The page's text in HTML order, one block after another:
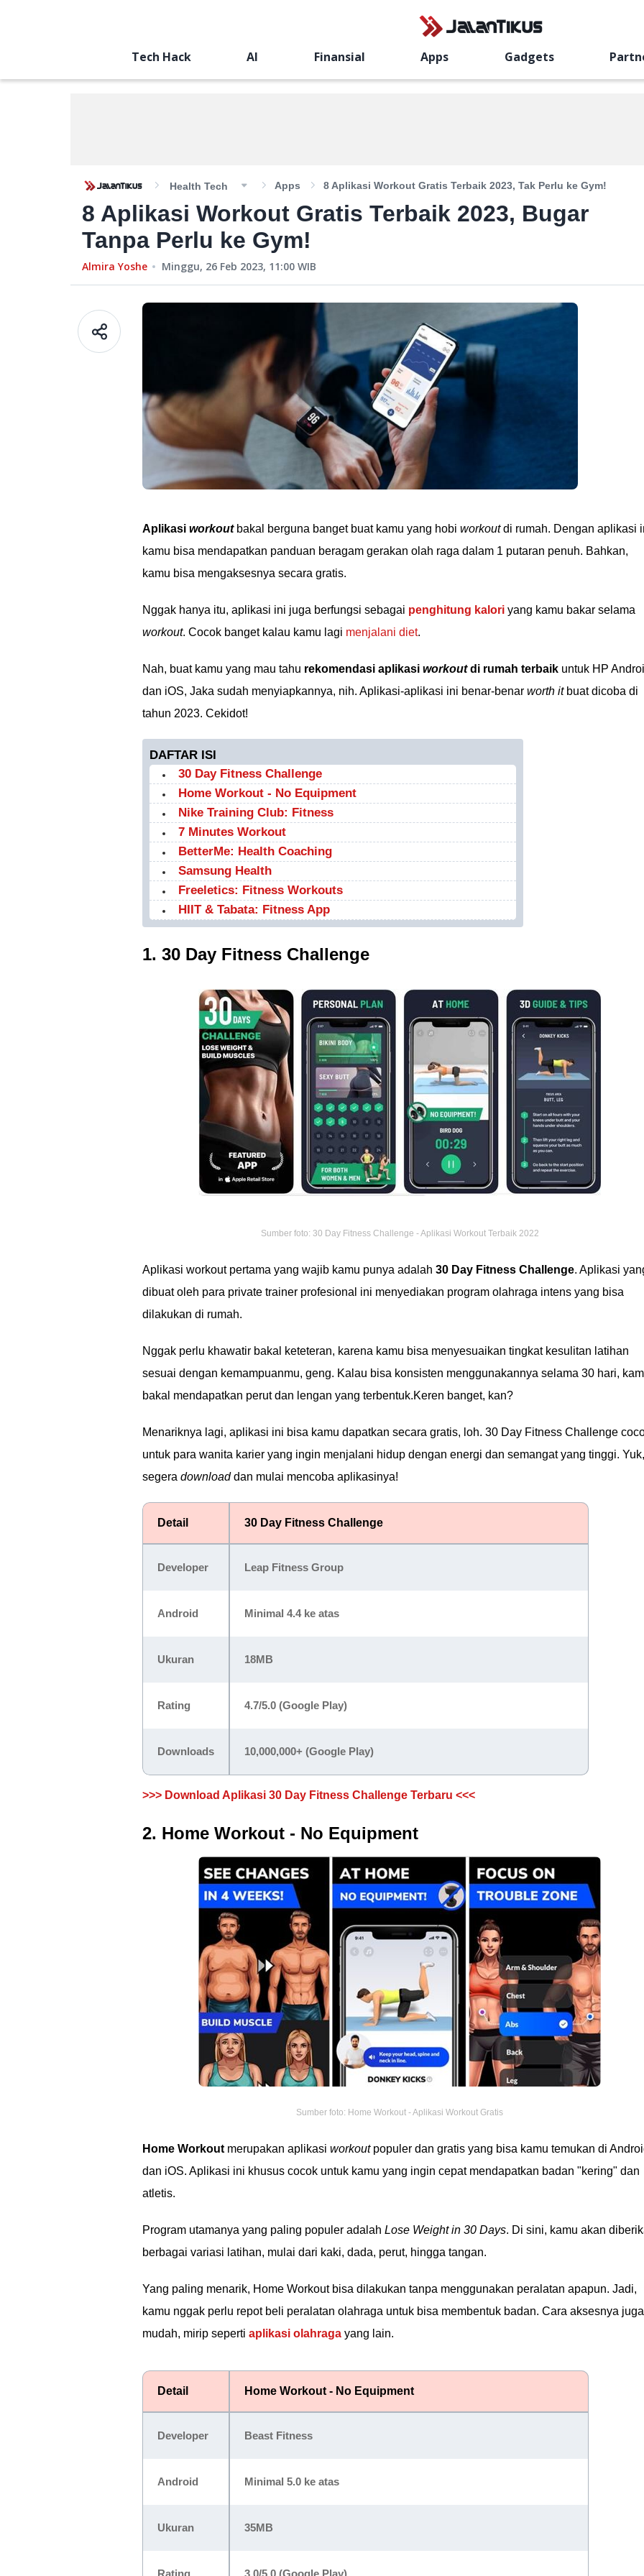
Tech Hack AI Finansial Apps Gadgets
Health Tech Apps 8 Aplikasi Workout Gratis Terbaik 2023, Tak Perlu ke Gym!
8 Aplikasi Workout Gratis Terbaik 2023, Bugar
Tanpa Perlu ke Gym!
Almira Yoshe Minggu, 26 Feb 2023, 11:00 WIB
Aplikasi workoutbakal berguna banget buat kamu yang hobi workoutdi rumah. Dengan aplikasi
kamu bisa mendapatkan panduan beragam gerakan olah raga dalam 1 putaran penuh. Bahkan,
kamu bisa mengaksesnya secara gratis.
Nggak hanya itu, aplikasi ini juga berfungsi sebagai penghitung kalori yang kamu bakar selama
workout. Cocok banget kalau kamu lagi menjalani diet.
Nah, buat kamu yang mau tahu rekomendasi aplikasi workoutdi rumah terbaik untuk HP
dan iOS, Jaka sudah menyiapkannya, nih. Aplikasi-aplikasi ini benar-benar worth itbuat dicoba di
tahun 2023. Cekidot!
DAFTAR ISI
30 Day Fitness Challenge
Home Workout - No Equipment
Nike Training Club: Fitness
7 Minutes Workout
BetterMe: Health Coaching
Samsung Health
Freeletics: Fitness Workouts
HIIT & Tabata: Fitness App
1. 30 Day Fitness Challenge
Sumber foto: 30 Day Fitness Challenge - Aplikasi Workout Terbaik 2022
Aplikasi workout pertama yang wajib kamu punya adalah 30 Day Fitness Challenge. Aplikasi
dibuat oleh para private trainer profesional ini menyediakan program olahraga intens yang bisa
dilakukan di rumah.
Nggak perlu khawatir bakal keteteran, karena kamu bisa menyesuaikan tingkat kesulitan latihan
sesuai dengan kemampuanmu, geng. Kalau bisa konsisten menggunakannya selama 30 hari,
bakal mendapatkan perut dan lengan yang terbentuk.Keren banget, kan?
Menariknya lagi, aplikasi ini bisa kamu dapatkan secara gratis, loh. 30 Day Fitness Challenge
untuk para wanita karier yang ingin menjalani hidup dengan energi dan semangat yang tinggi. Yuk,
segera downloaddan mulai mencoba aplikasinya!
Detail 30 Day Fitness Challenge
Developer Leap Fitness Group
Android Minimal 4.4 ke atas
Ukuran 18MB
Rating 4.7/5.0 (Google Play)
Downloads 10,000,000+ (Google Play)
>>> Download Aplikasi 30 Day Fitness Challenge Terbaru <<<
2. Home Workout - No Equipment
Sumber foto: Home Workout - Aplikasi Workout Gratis
Home Workout merupakan aplikasi workoutpopuler dan gratis yang bisa kamu temukan di
dan iOS. Aplikasi ini khusus cocok untuk kamu yang ingin cepat mendapatkan badan "kering" dan
atletis.
Program utamanya yang paling populer adalah Lose Weight in 30 Days. Di sini, kamu akan
berbagai variasi latihan, mulai dari kaki, dada, perut, hingga tangan.
Yang paling menarik, Home Workout bisa dilakukan tanpa menggunakan peralatan apapun. Jadi,
kamu nggak perlu repot beli peralatan olahraga untuk bisa membentuk badan. Cara aksesnya juga
mudah, mirip seperti aplikasi olahraga yang lain.
Detail Home Workout - No Equipment
Developer Beast Fitness
Android Minimal 5.0 ke atas
Ukuran 35MB
Rating 3.0/5.0 (Google Play)